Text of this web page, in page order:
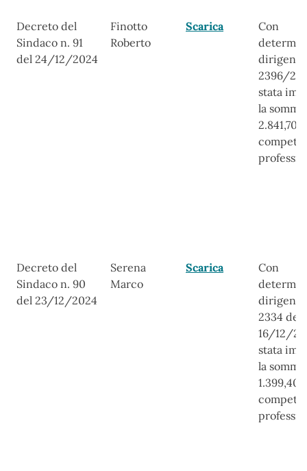
Estremi atto di
conferimento
incarico
Soggetto
incaricato
Curriculum
Decreto del
Sindaco n. 91
del 24/12/2024
Finotto
Roberto
Scarica
Con
2396/
stata
la
2.841,70
Decreto del
Sindaco n. 90
del 23/12/2024
Serena
Marco
Scarica
Con
2334 del
16/12/
stata
la
1.399,40